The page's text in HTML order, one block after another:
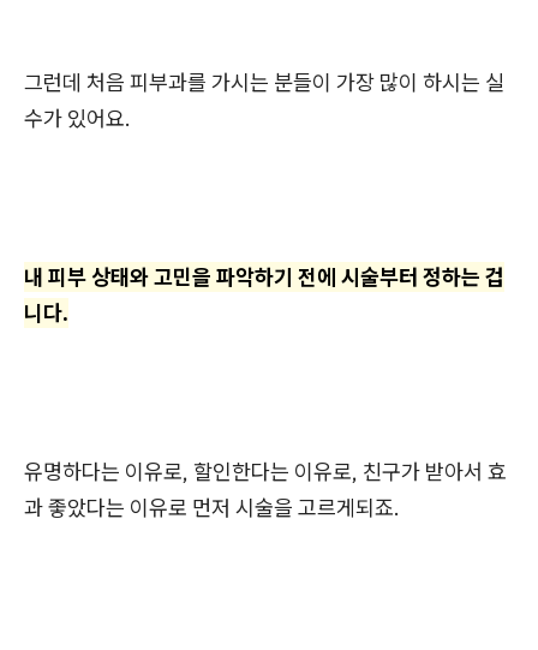
그런데 처음 피부과를 가시는 분들이 가장 많이 하시는 실
수가 있어요.
내 피부 상태와 고민을 파악하기 전에 시술부터 정하는 겁
니다.
유명하다는 이유로, 할인한다는 이유로, 친구가 받아서 효
과 좋았다는 이유로 먼저 시술을 고르게되죠.